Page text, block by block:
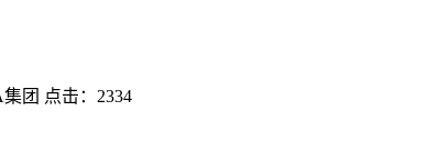
集团 点击： 2334